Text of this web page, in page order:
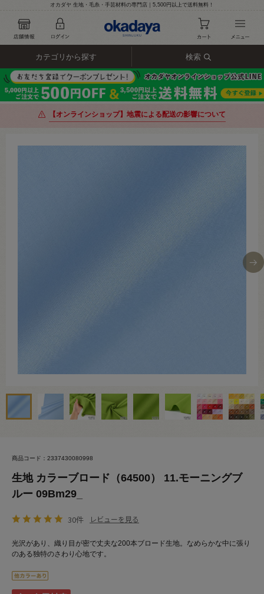
オカダヤ 生地・毛糸・手芸材料の専門店｜5,500円以上で送料無料！
カテゴリから探す 検索
【オンラインショップ】地震による配送の影響について
商品コード：2337430080998
生地 カラーブロード（64500） 11.モーニングブ
ルー 09Bm29_
30件 レビューを見る
光沢があり、織り目が密で丈夫な200本ブロード生地。なめらかな中に張り
のある独特のさわり心地です。